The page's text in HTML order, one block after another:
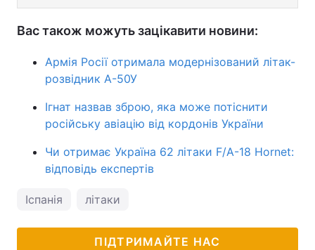
Вас також можуть зацікавити новини:
Армія Росії отримала модернізований літак-
розвідник А-50У
Ігнат назвав зброю, яка може потіснити
російську авіацію від кордонів України
Чи отримає Україна 62 літаки F/A-18 Hornet:
відповідь експертів
Іспанія літаки
ПІДТРИМАЙТЕ НАС